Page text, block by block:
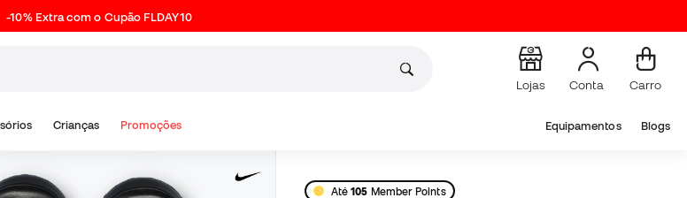
-10% Extra com o Cupão FLDAY10
Lojas Conta Carro
Crianças Promoções Equipamentos Blogs
Até105 Member Points